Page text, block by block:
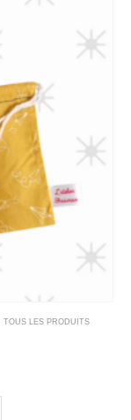
TOUS LES PRODUITS